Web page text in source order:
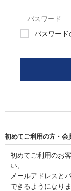
パスワード
初めてご利用の方・会
初めてご利用のお
い。
メールアドレスと
できるようになりま